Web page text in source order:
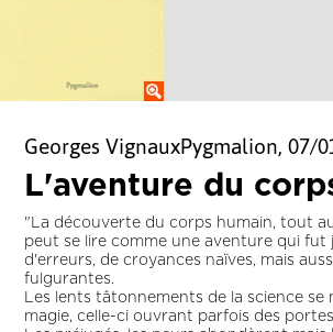
Georges VignauxPygmalion, 07/
L'aventure du
"La découverte du corps humain, tout
peut se lire comme une aventure qui fut
d'erreurs, de croyances naïves, mais
fulgurantes.
Les lents tâtonnements de la science se
magie, celle-ci ouvrant parfois des